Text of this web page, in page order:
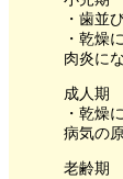
・歯並
・乾燥
肉炎に
成人期
・乾燥
病気の
老齢期